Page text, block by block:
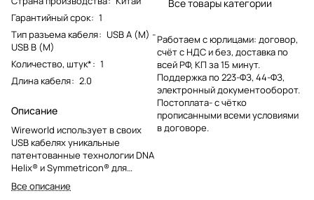
Гарантийный срок: 1
Тип разъема кабеля: USB A (M) -
USB B (M)
Количество, штук*: 1
Длина кабеля: 2.0
Описание
Wireworld использует в своих
USB кабелях уникальные
патентованные технологии DNA
Helix® и Symmetricon® для
минимизации джиттера, путем
сохранения прямоугольной
Все описание
Все товары категории
Работаем с юрлицами: договор,
счёт с НДС и без, доставка по
всей РФ, КП за 15 минут.
Поддержка по 223-ФЗ, 44-ФЗ,
электронный документооборот.
Постоплата- с чётко
прописанными всеми условиями
в договоре.